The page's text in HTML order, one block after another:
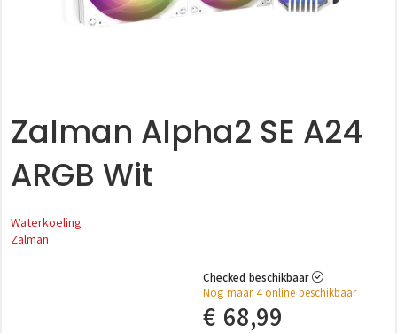
Zalman Alpha2 SE A24
ARGB Wit
Waterkoeling
Zalman
Checked beschikbaar
Nog maar 4 online beschikbaar
€ 68,99